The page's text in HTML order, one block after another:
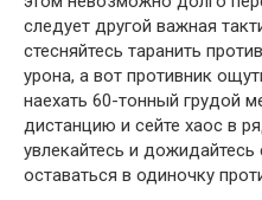
следует другой важная
стесняйтесь таранить
урона, а вот противник
наехать 60-тонный грудой
дистанцию и сейте хаос в
увлекайтесь и
оставаться в одиночку